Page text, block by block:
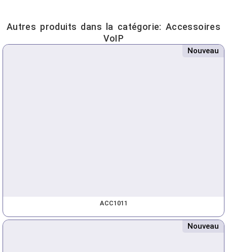
Autres produits dans la catégorie: Accessoires
VoIP
Nouveau
ACC1011
Nouveau